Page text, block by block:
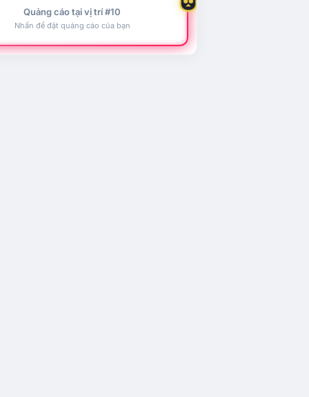
Quảng cáo tại vị trí #10
Nhấn để đặt quảng cáo của bạn